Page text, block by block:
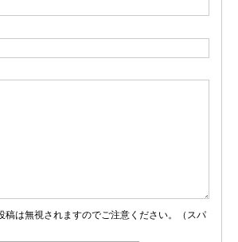
稿は無視されますのでご注意ください。（スパ